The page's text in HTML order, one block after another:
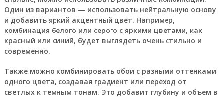
Один из вариантов — использовать нейтральную основу
и добавить яркий акцентный цвет. Например,
комбинация белого или серого с яркими цветами, как
красный или синий, будет выглядеть очень стильно и
современно.
Также можно комбинировать обои с разными оттенками
одного цвета, создавая градиент или переход от
светлых к темным тонам. Это добавит глубину и объем в